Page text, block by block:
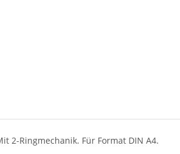
2-Ringmechanik. Für Format DIN A4.